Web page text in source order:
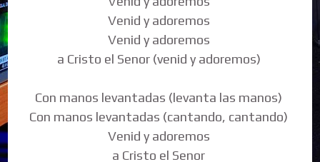
Venid y adoremos
Venid y adoremos
a Cristo el Senor (venid y adoremos)
Con manos levantadas (levanta las manos)
Con manos levantadas (cantando, cantando)
Venid y adoremos
a Cristo el Senor